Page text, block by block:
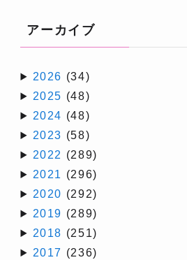
アーカイブ
2026 (34)
2025 (48)
2024 (48)
2023 (58)
2022 (289)
2021 (296)
2020 (292)
2019 (289)
2018 (251)
2017 (236)